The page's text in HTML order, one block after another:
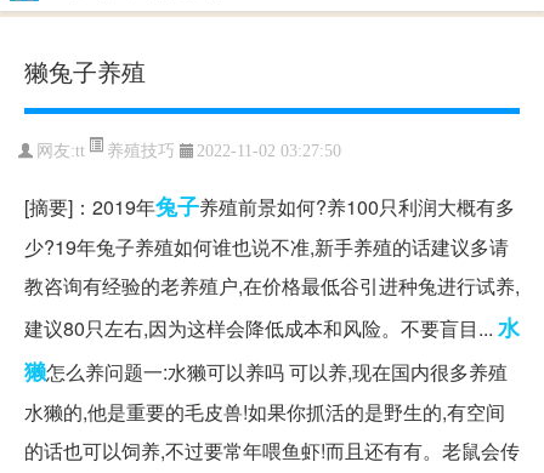
獭兔子养殖
网友:tt 养殖技巧 2022-11-02 03:27:50
[摘要]：2019年兔子养殖前景如何?养100只利润大概有多
少?19年兔子养殖如何谁也说不准,新手养殖的话建议多请
教咨询有经验的老养殖户,在价格最低谷引进种兔进行试养,
建议80只左右,因为这样会降低成本和风险。不要盲目... 水
獭怎么养问题一:水獭可以养吗 可以养,现在国内很多养殖
水獭的,他是重要的毛皮兽!如果你抓活的是野生的,有空间
的话也可以饲养,不过要常年喂鱼虾!而且还有有。老鼠会传